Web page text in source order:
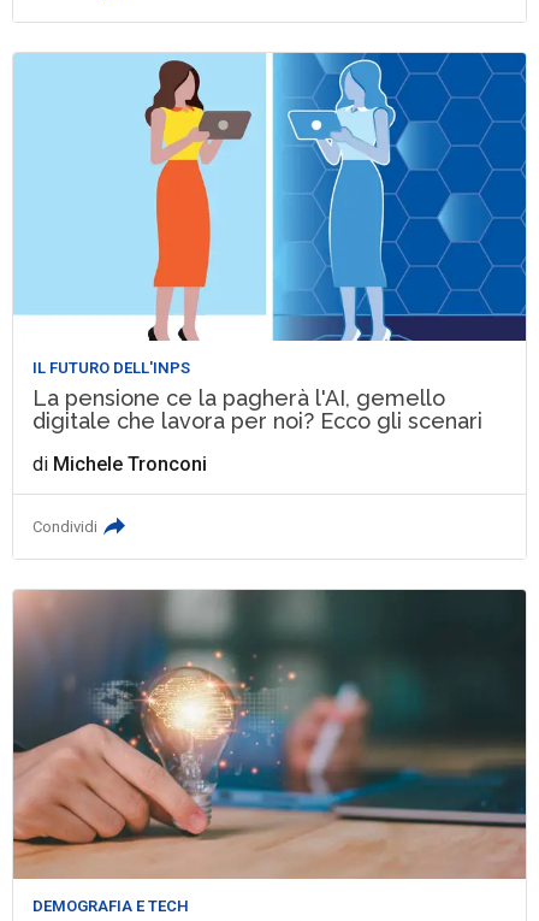
IL FUTURO DELL'INPS
La pensione ce la pagherà l'AI, gemello
digitale che lavora per noi? Ecco gli scenari
di Michele Tronconi
Condividi
DEMOGRAFIA E TECH